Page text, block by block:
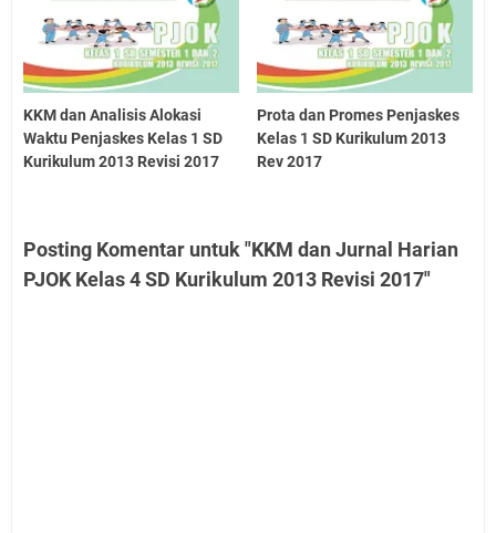
KKM dan Analisis Alokasi
Waktu Penjaskes Kelas 1 SD
Kurikulum 2013 Revisi 2017
Prota dan Promes Penjaskes
Kelas 1 SD Kurikulum 2013
Rev 2017
Posting Komentar untuk "KKM dan Jurnal Harian
PJOK Kelas 4 SD Kurikulum 2013 Revisi 2017"